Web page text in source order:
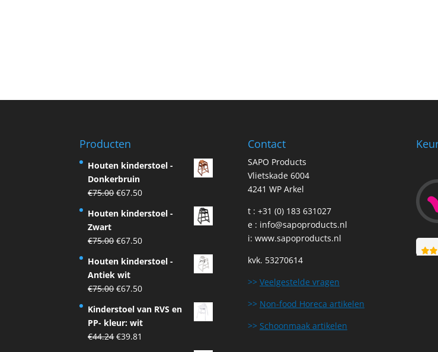
Producten
Houten kinderstoel -
Donkerbruin
€75.00Original
was:
€67.50Current
is:
Houten kinderstoel -
Zwart
€75.00Original
was:
€75.00.
€67.50Current
is:
Houten kinderstoel -
Antiek wit
€75.00Original
was:
€75.00.
€67.50Current
is:
€67.50.
Kinderstoel van RVS en
PP- kleur: wit
€44.24Original
€39.81
Contact
SAPO Products
Vlietskade 6004
4241 WP Arkel
t : +31 (0) 183 631027
e : info@sapoproducts.nl
i: www.sapoproducts.nl
kvk. 53270614
>> Veelgestelde vragen
>> Non-food Horeca artikelen
>> Schoonmaak artikelen